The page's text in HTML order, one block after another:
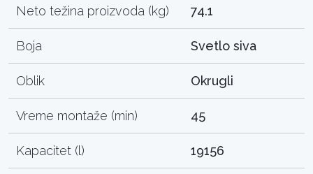
Neto težina proizvoda (kg) 74.1
Boja Svetlo siva
Oblik Okrugli
Vreme montaže (min) 45
Kapacitet (l) 19156